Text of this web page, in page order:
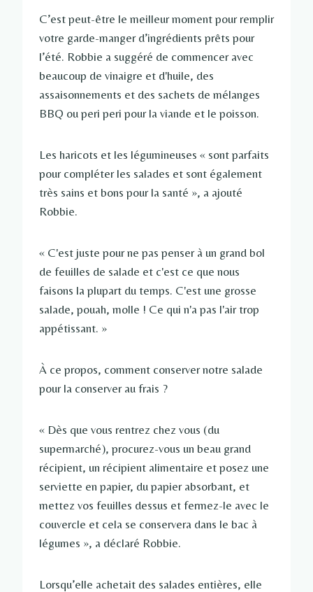
C’est peut-être le meilleur moment pour remplir
votre garde-manger d’ingrédients prêts pour
l’été. Robbie a suggéré de commencer avec
beaucoup de vinaigre et d'huile, des
assaisonnements et des sachets de mélanges
BBQ ou peri peri pour la viande et le poisson.
Les haricots et les légumineuses « sont parfaits
pour compléter les salades et sont également
très sains et bons pour la santé », a ajouté
Robbie.
« C'est juste pour ne pas penser à un grand bol
de feuilles de salade et c'est ce que nous
faisons la plupart du temps. C'est une grosse
salade, pouah, molle ! Ce qui n'a pas l'air trop
appétissant. »
À ce propos, comment conserver notre salade
pour la conserver au frais ?
« Dès que vous rentrez chez vous (du
supermarché), procurez-vous un beau grand
récipient, un récipient alimentaire et posez une
serviette en papier, du papier absorbant, et
mettez vos feuilles dessus et fermez-le avec le
couvercle et cela se conservera dans le bac à
légumes », a déclaré Robbie.
Lorsqu’elle achetait des salades entières, elle